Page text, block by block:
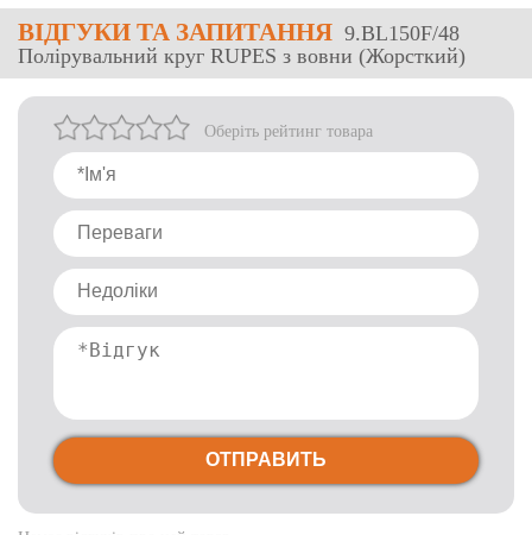
ВІДГУКИ ТА ЗАПИТАННЯ 9.BL150F/48
Полірувальний круг RUPES з вовни (Жорсткий)
Оберіть рейтинг товара
ОТПРАВИТЬ